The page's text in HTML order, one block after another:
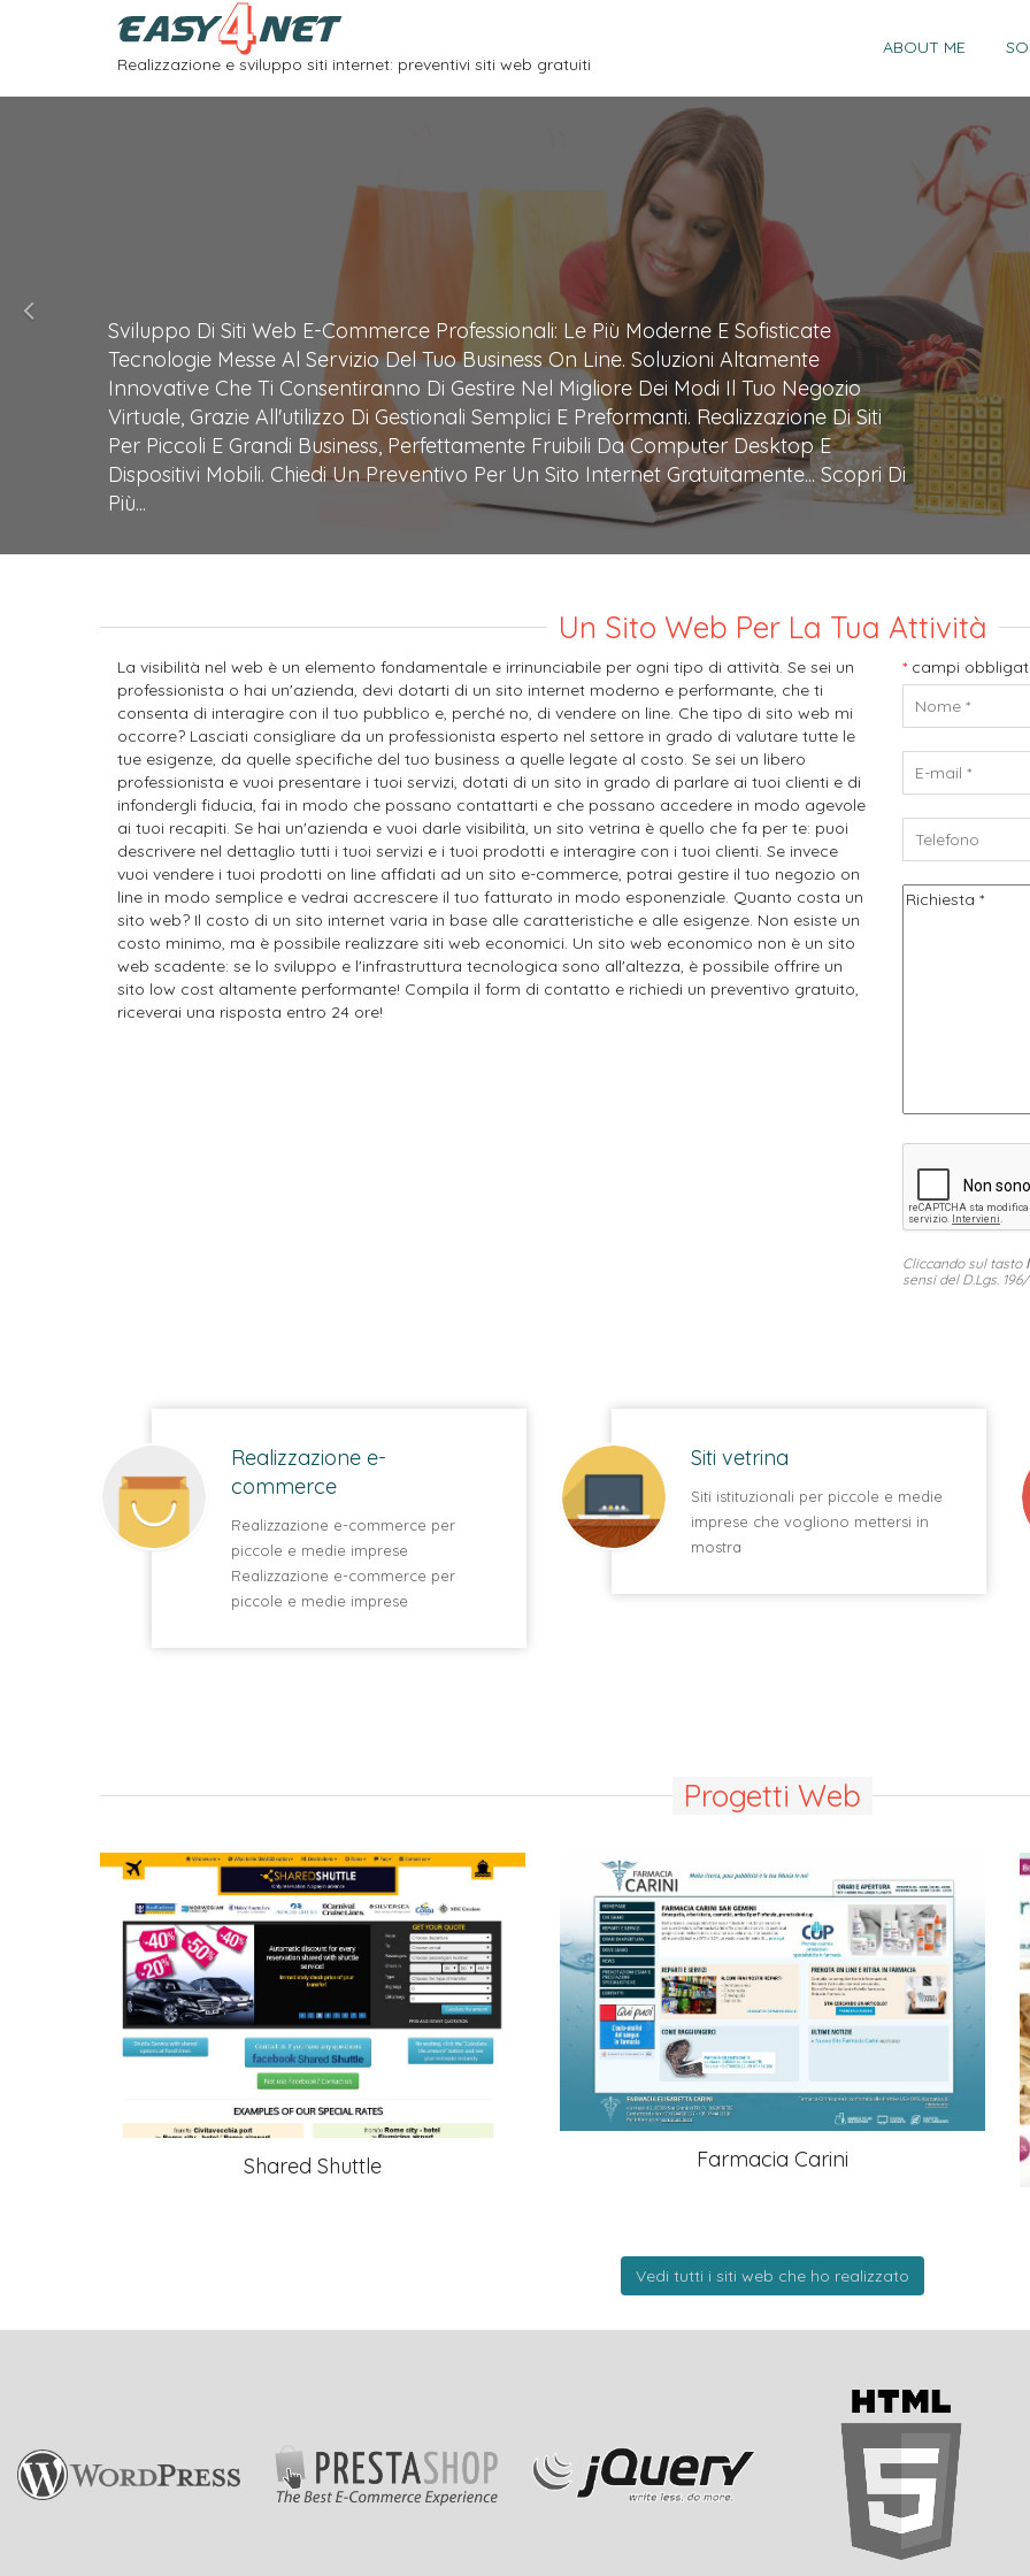
Realizzazione e sviluppo siti internet: preventivi siti web gratuiti
ABOUT ME
Realizzazione Di Siti Per Professionisti E Siti Istituzionali Per Piccole E Grandi Aziende.
Dai Maggiore Visibilità Alla Tua Attività, Presenta I Tuoi Servizi Al Pubblico E
Interagisci Con Esso. Avrai Il Controllo Completo Sui Contenuti Del Sito, Grazie Alla
Semplice Interfaccia Di Gestione Messa Disposizione Dai Più Moderni E Avanzati
CMS. Siti Realizzati Con Tecnologia Responsive Design, Per Essere Visibili Su
Computer, Smartphone E Tablet. Sviluppo Di Soluzioni Professionali Per Ogni
Esigenza, Da Siti Economici Per Piccole Aziende A Siti Più Grandi E Strutturati, Per I
Business Più Complessi. Preventivi Gratuiti! Scopri Di Più...
Un Sito Web Per La Tua Attività
La visibilità nel web è un elemento fondamentale e irrinunciabile per ogni tipo di attività. Se sei un
professionista o hai un'azienda, devi dotarti di un sito internet moderno e performante, che ti
consenta di interagire con il tuo pubblico e, perché no, di vendere on line. Che tipo di sito web mi
occorre? Lasciati consigliare da un professionista esperto nel settore in grado di valutare tutte le
tue esigenze, da quelle specifiche del tuo business a quelle legate al costo. Se sei un libero
professionista e vuoi presentare i tuoi servizi, dotati di un sito in grado di parlare ai tuoi clienti e di
infondergli fiducia, fai in modo che possano contattarti e che possano accedere in modo agevole
ai tuoi recapiti. Se hai un'azienda e vuoi darle visibilità, un sito vetrina è quello che fa per te: puoi
descrivere nel dettaglio tutti i tuoi servizi e i tuoi prodotti e interagire con i tuoi clienti. Se invece
vuoi vendere i tuoi prodotti on line affidati ad un sito e-commerce, potrai gestire il tuo negozio on
line in modo semplice e vedrai accrescere il tuo fatturato in modo esponenziale. Quanto costa un
sito web? Il costo di un sito internet varia in base alle caratteristiche e alle esigenze. Non esiste un
costo minimo, ma è possibile realizzare siti web economici. Un sito web economico non è un sito
web scadente: se lo sviluppo e l'infrastruttura tecnologica sono all'altezza, è possibile offrire un
sito low cost altamente performante! Compila il form di contatto e richiedi un preventivo gratuito,
riceverai una risposta entro 24 ore!
*campi
Cliccando sul tasto
sensi del D.Lgs.
Realizzazione e-
commerce
Realizzazione e-commerce per
piccole e medie imprese
Realizzazione e-commerce per
piccole e medie imprese
Siti vetrina
Siti istituzionali per piccole e medie
imprese che vogliono mettersi in
mostra
Progetti Web
Shared Shuttle Farmacia Carini
Vedi tutti i siti web che ho realizzato